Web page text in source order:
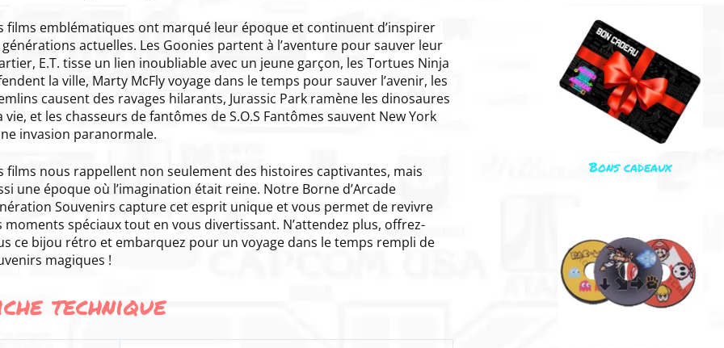
films emblématiques ont marqué leur époque et continuent d’inspirer
actuelles. Les Goonies partent à l’aventure pour sauver leur
E.T. tisse un lien inoubliable avec un jeune garçon, les Tortues Ninja
la ville, Marty McFly voyage dans le temps pour sauver l’avenir, les
causent des ravages hilarants, Jurassic Park ramène les dinosaures
vie, et les chasseurs de fantômes de S.O.S Fantômes sauvent New York
invasion paranormale.
films nous rappellent non seulement des histoires captivantes, mais
une époque où l’imagination était reine. Notre Borne d’Arcade
Souvenirs capture cet esprit unique et vous permet de revivre
moments spéciaux tout en vous divertissant. N’attendez plus, offrez-
ce bijou rétro et embarquez pour un voyage dans le temps rempli de
magiques !
technique
Bons cadeaux